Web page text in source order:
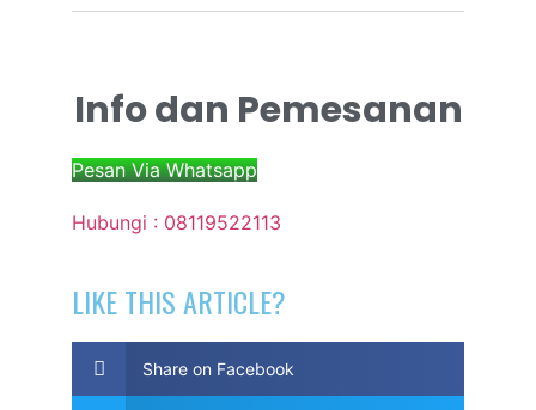
Info dan Pemesanan
Pesan Via Whatsapp
Hubungi : 08119522113
LIKE THIS ARTICLE?
Share on Facebook